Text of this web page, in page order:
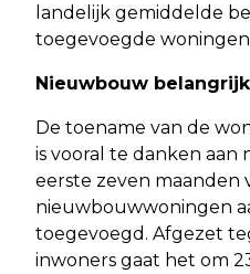
landelijk gemiddelde
toegevoegde
Nieuwbouw
De toename van de
is vooral te danken aan
eerste zeven maanden
nieuwbouwwoningen
toegevoegd. Afgezet
inwoners gaat het om